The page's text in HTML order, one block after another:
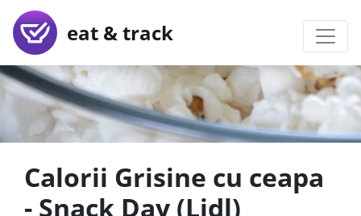
eat & track
Calorii Grisine cu ceapa
- Snack Day (Lidl)